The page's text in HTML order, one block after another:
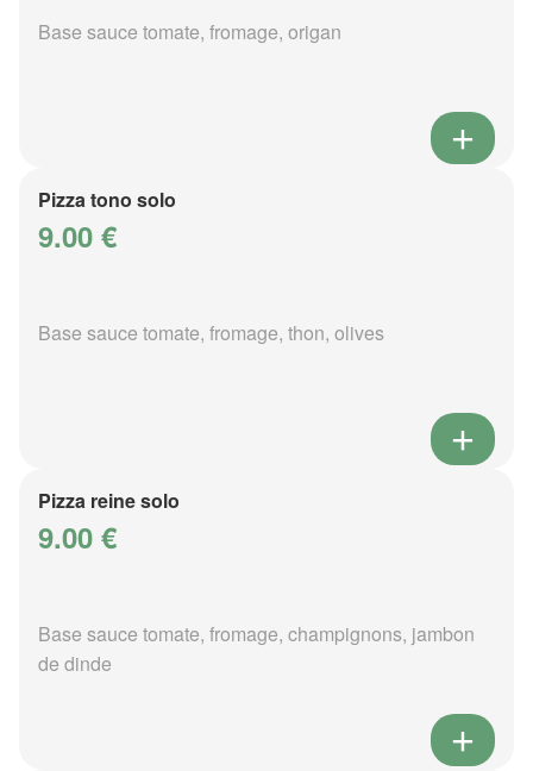
Base sauce tomate, fromage, origan
Pizza tono solo
9.00 €
Base sauce tomate, fromage, thon, olives
Pizza reine solo
9.00 €
Base sauce tomate, fromage, champignons, jambon
de dinde